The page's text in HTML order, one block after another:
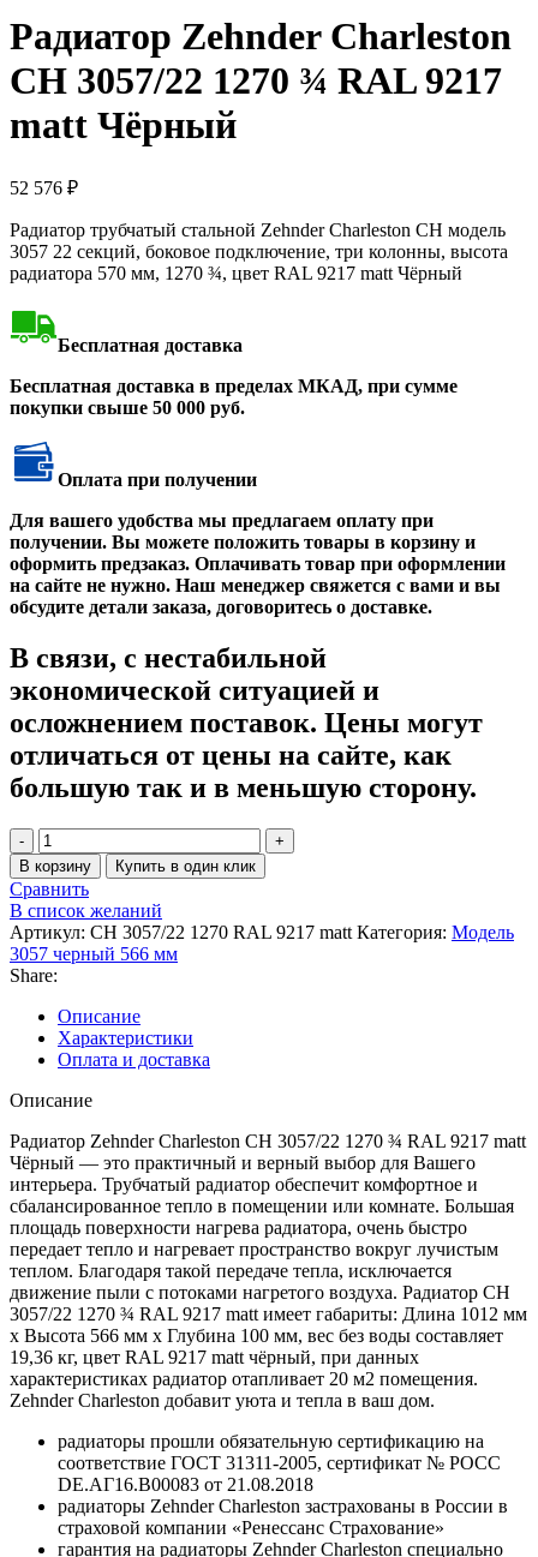
Радиатор Zehnder Charleston
CH 3057/22 1270 ¾ RAL 9217
matt Чёрный
52 576 ₽
Радиатор трубчатый стальной Zehnder Charleston CH модель
3057 22 секций, боковое подключение, три колонны, высота
радиатора 570 мм, 1270 ¾, цвет RAL 9217 matt Чёрный
Бесплатная доставка
Бесплатная доставка в пределах МКАД, при сумме
покупки свыше 50 000 руб.
Оплата при получении
Для вашего удобства мы предлагаем оплату при
получении. Вы можете положить товары в корзину и
оформить предзаказ. Оплачивать товар при оформлении
на сайте не нужно. Наш менеджер свяжется с вами и вы
обсудите детали заказа, договоритесь о доставке.
В связи, с нестабильной
экономической ситуацией и
осложнением поставок. Цены могут
отличаться от цены на сайте, как
большую так и в меньшую сторону.
Количество
товара
Радиатор
Zehnder
Charleston
CH
3057/22
1270
¾
RAL
9217
matt
Чёрный
В корзину Купить в один клик
Сравнить
В список желаний
Артикул: CH 3057/22 1270 RAL 9217 matt Категория: Модель
3057 черный 566 мм
Share:
Описание
Характеристики
Оплата и доставка
Описание
Радиатор Zehnder Charleston CH 3057/22 1270 ¾ RAL 9217 matt
Чёрный — это практичный и верный выбор для Вашего
интерьера. Трубчатый радиатор обеспечит комфортное и
сбалансированное тепло в помещении или комнате. Большая
площадь поверхности нагрева радиатора, очень быстро
передает тепло и нагревает пространство вокруг лучистым
теплом. Благодаря такой передаче тепла, исключается
движение пыли с потоками нагретого воздуха. Радиатор CH
3057/22 1270 ¾ RAL 9217 matt имеет габариты: Длина 1012 мм
х Высота 566 мм х Глубина 100 мм, вес без воды составляет
19,36 кг, цвет RAL 9217 matt чёрный, при данных
характеристиках радиатор отапливает 20 м2 помещения.
Zehnder Charleston добавит уюта и тепла в ваш дом.
радиаторы прошли обязательную сертификацию на
соответствие ГОСТ 31311-2005, сертификат № POCC
DE.АГ16.В00083 от 21.08.2018
радиаторы Zehnder Charleston застрахованы в России в
страховой компании «Ренессанс Страхование»
гарантия на радиаторы Zehnder Charleston специально